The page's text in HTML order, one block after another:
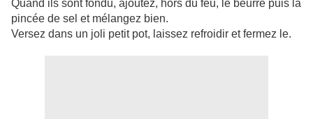
Quand ils sont fondu, ajoutez, hors du feu, le beurre puis la
pincée de sel et mélangez bien.
Versez dans un joli petit pot, laissez refroidir et fermez le.